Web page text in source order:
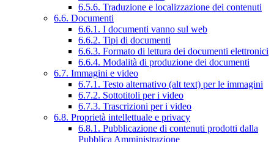
6.5.6. Traduzione e localizzazione dei contenuti
6.6. Documenti
6.6.1. I documenti vanno sul web
6.6.2. Tipi di documenti
6.6.3. Formato di lettura dei documenti elettronici
6.6.4. Modalità di produzione dei documenti
6.7. Immagini e video
6.7.1. Testo alternativo (alt text) per le immagini
6.7.2. Sottotitoli per i video
6.7.3. Trascrizioni per i video
6.8. Proprietà intellettuale e privacy
6.8.1. Pubblicazione di contenuti prodotti dalla
Pubblica Amministrazione